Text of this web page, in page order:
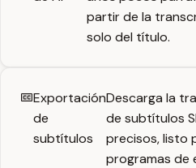
partir de la
solo del título.
Exportación
de
subtítulos
Descarga la
de subtítulos
precisos, listo
programas de